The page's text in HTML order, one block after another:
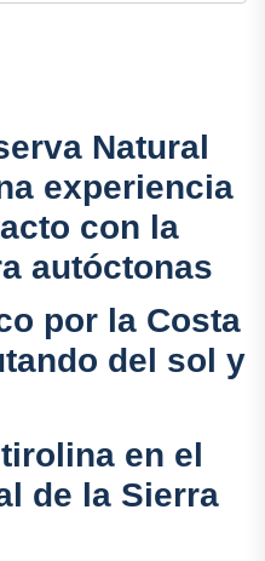
Natural
experiencia
con la
autóctonas
por la Costa
del sol y
en el
de la Sierra